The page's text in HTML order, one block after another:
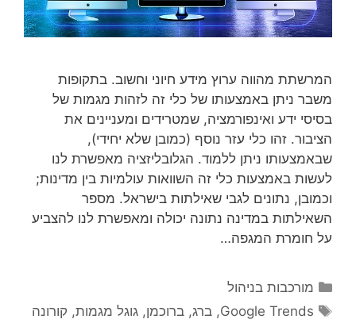
המרשתת מהווה ערוץ מידע חיוני וחשוב. בתקופות
משבר ניתן באמצעותו של כלי זה לזהות מגמות של
בסיסי ידע ואינפורמציה, שמטרידים ומעניינים את
הציבור. זהו כלי עזר נוסף (כמובן שלא יחידי),
שבאמצעותו ניתן ללמוד. הגלובליזציה מאפשרת לנו
לעשות באמצעות כלי זה השוואות עולמיות בין מדינות;
וכמובן, נתונים לגבי שאילתות בישראל. מספר
השאילתות במדינה נתונה יכולה ומאפשרת לנו להצביע
על חומרת המגפה…
קטגוריות
מורכבות בניהול
תגיות
Google Trends
,ברג,ברוכמן,גוגל מגמות, קורונה